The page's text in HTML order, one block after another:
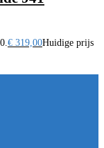
€ 319,00Huidige prijs